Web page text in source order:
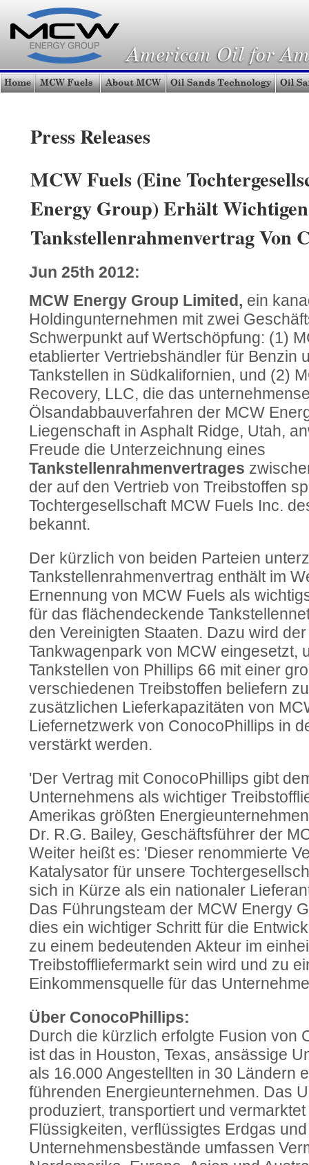
Press Releases
MCW Fuels (Eine
Energy Group) Erhält
Tankstellenrahmenvertrag Von
Jun 25th 2012:
MCW Energy Group Limited, ein
Holdingunternehmen mit zwei
Schwerpunkt auf Wertschöpfung: (1)
etablierter Vertriebshändler für Benzin
Tankstellen in Südkalifornien, und (2)
Recovery, LLC, die das
Ölsandabbauverfahren der MCW
Liegenschaft in Asphalt Ridge, Utah,
Freude die Unterzeichnung eines
Tankstellenrahmenvertrages
der auf den Vertrieb von Treibstoffen
Tochtergesellschaft MCW Fuels Inc.
bekannt.
Der kürzlich von beiden Parteien
Tankstellenrahmenvertrag enthält im
Ernennung von MCW Fuels als
für das flächendeckende
den Vereinigten Staaten. Dazu wird
Tankwagenpark von MCW eingesetzt,
Tankstellen von Phillips 66 mit einer
verschiedenen Treibstoffen beliefern
zusätzlichen Lieferkapazitäten von
Liefernetzwerk von ConocoPhillips in
verstärkt werden.
'Der Vertrag mit ConocoPhillips gibt
Unternehmens als wichtiger
Amerikas größten
Dr. R.G. Bailey, Geschäftsführer der
Weiter heißt es: 'Dieser renommierte
Katalysator für unsere
sich in Kürze als ein nationaler
Das Führungsteam der MCW Energy
dies ein wichtiger Schritt für die
zu einem bedeutenden Akteur im
Treibstoffliefermarkt sein wird und zu
Einkommensquelle für das
Über ConocoPhillips:
Durch die kürzlich erfolgte Fusion von
ist das in Houston, Texas, ansässige
als 16.000 Angestellten in 30 Ländern
führenden Energieunternehmen. Das
produziert, transportiert und
Flüssigkeiten, verflüssigtes Erdgas
Unternehmensbestände umfassen